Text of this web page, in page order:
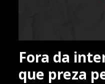
Fora da
que preza